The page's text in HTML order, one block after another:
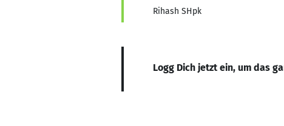
Rihash SHpk
Logg Dich jetzt ein, um das